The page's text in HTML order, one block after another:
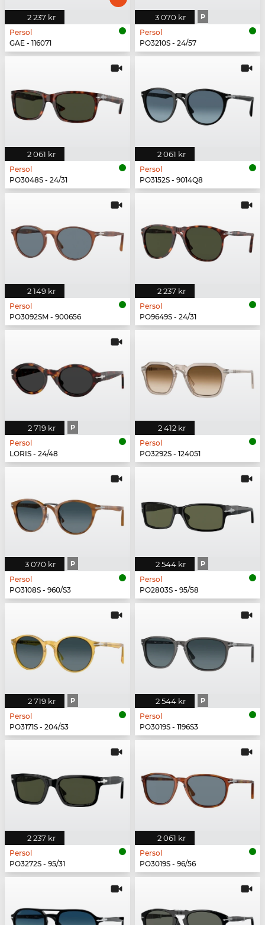
2 237 kr
Persol
GAE - 116071
3 070 kr P
Persol
PO3210S - 24/57
2 061 kr
Persol
PO3048S - 24/31
2 061 kr
Persol
PO3152S - 9014Q8
2 149 kr
Persol
PO3092SM - 900656
2 237 kr
Persol
PO9649S - 24/31
2 719 kr P
Persol
LORIS - 24/48
2 412 kr
Persol
PO3292S - 124051
3 070 kr P
Persol
PO3108S - 960/S3
2 544 kr P
Persol
PO2803S - 95/58
2 719 kr P
Persol
PO3171S - 204/S3
2 544 kr P
Persol
PO3019S - 1196S3
2 237 kr
Persol
PO3272S - 95/31
2 061 kr
Persol
PO3019S - 96/56